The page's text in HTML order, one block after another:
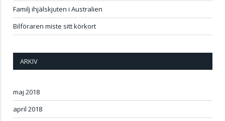
Familj ihjälskjuten i Australien
Bilföraren miste sitt körkort
ARKIV
maj 2018
april 2018